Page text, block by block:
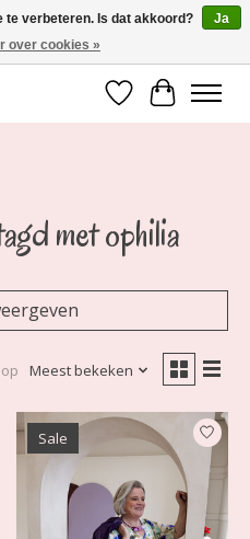
maat 34 t/m 54
Verlanglijst
met ophilia
Meest bekeken
Sale
te verbeteren. Is dat akkoord?
Ja
over cookies »